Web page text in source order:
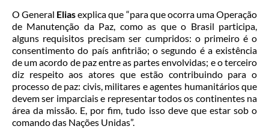
O General Eliasexplica que “para que ocorra uma Operação
de Manutenção da Paz, como as que o Brasil participa,
alguns requisitos precisam ser cumpridos: o primeiro é o
consentimento do país anfitrião; o segundo é a existência
de um acordo de paz entre as partes envolvidas; e o terceiro
diz respeito aos atores que estão contribuindo para o
processo de paz: civis, militares e agentes humanitários que
devem ser imparciais e representar todos os continentes na
área da missão. E, por fim, tudo isso deve que estar sob o
comando das Nações Unidas”.